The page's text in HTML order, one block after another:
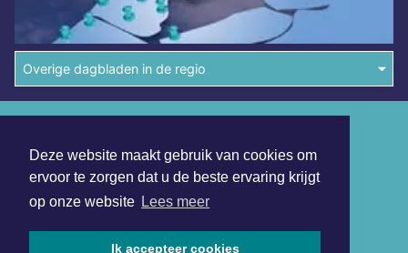
Deze website maakt gebruik van cookies om
ervoor te zorgen dat u de beste ervaring krijgt
op onze website Lees meer
Ik accepteer cookies
Overige dagbladen in de regio
Disclaimer
Privacy Statement